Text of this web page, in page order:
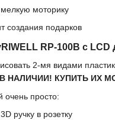
мелкую моторику
создания подарков
RP-100B с
2-мя видами
НАЛИЧИИ! КУПИТЬ ИХ
очень просто:
ручку в розетку